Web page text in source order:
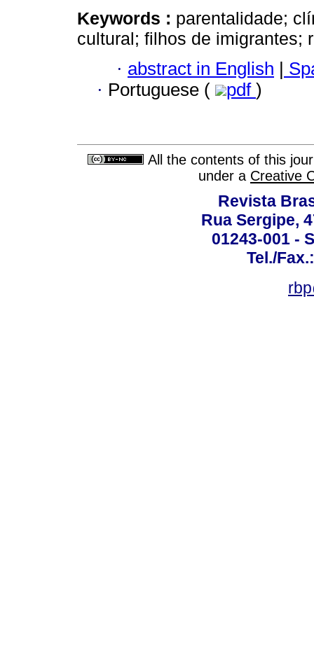
Keywords : parentalidade;
cultural; filhos de imigrantes;
· abstract in English |
· Portuguese ( pdf )
All the contents of this
under a Creative
Revista
Rua Sergipe,
01243-001 -
Tel./